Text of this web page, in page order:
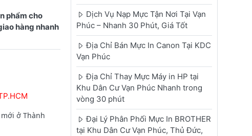
phẩm cho
hàng nhanh
ở Thành
Dịch Vụ Nạp Mực Tận Nơi Tại Vạn
Phúc – Nhanh 30 Phút, Giá Tốt
Địa Chỉ Bán Mực In Canon Tại KDC
Vạn Phúc
Địa Chỉ Thay Mực Máy in HP tại
Khu Dân Cư Vạn Phúc Nhanh trong
vòng 30 phút
Đại Lý Phân Phối Mực In BROTHER
tại Khu Dân Cư Vạn Phúc, Thủ Đức,